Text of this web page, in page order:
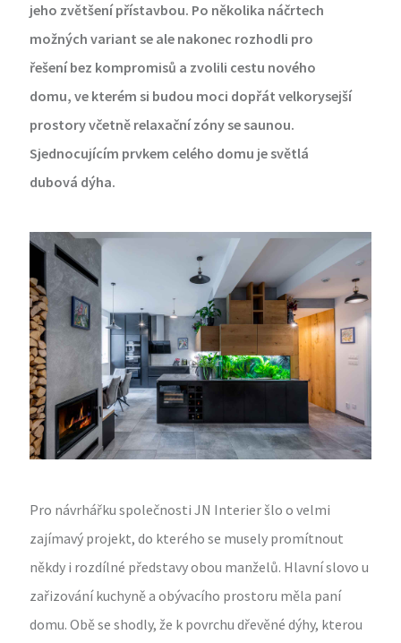
jeho zvětšení přístavbou. Po několika náčrtech
možných variant se ale nakonec rozhodli pro
řešení bez kompromisů a zvolili cestu nového
domu, ve kterém si budou moci dopřát velkorysejší
prostory včetně relaxační zóny se saunou.
Sjednocujícím prvkem celého domu je světlá
dubová dýha.
Pro návrhářku společnosti JN Interier šlo o velmi
zajímavý projekt, do kterého se musely promítnout
někdy i rozdílné představy obou manželů. Hlavní slovo u
zařizování kuchyně a obývacího prostoru měla paní
domu. Obě se shodly, že k povrchu dřevěné dýhy, kterou